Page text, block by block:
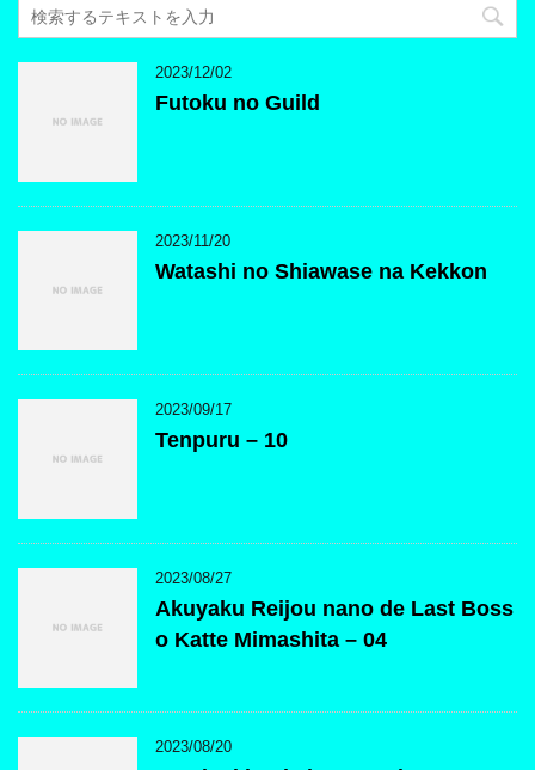
2023/12/02
Futoku no Guild
2023/11/20
Watashi no Shiawase na Kekkon
2023/09/17
Tenpuru – 10
2023/08/27
Akuyaku Reijou nano de Last Boss
o Katte Mimashita – 04
2023/08/20